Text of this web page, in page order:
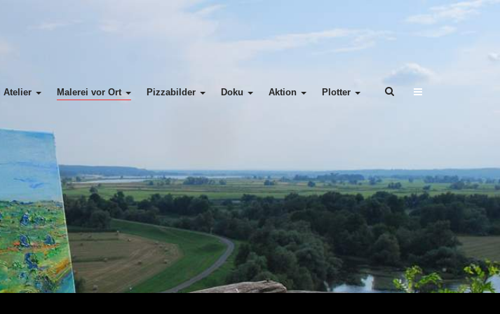
Atelier Malerei vor Ort Pizzabilder Doku Aktion Plotter